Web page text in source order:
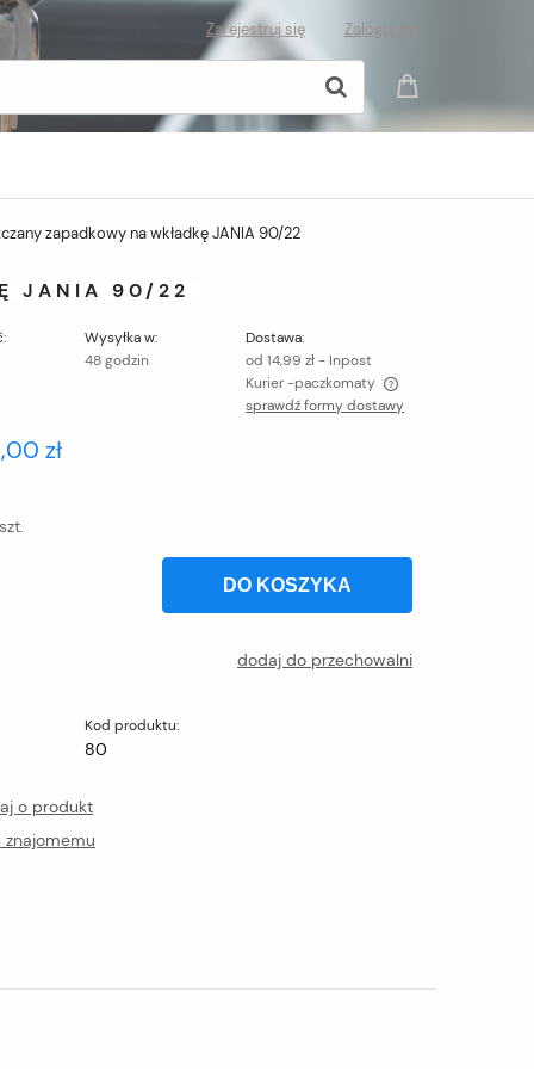
Zarejestruj się Zaloguj się
zapadkowy na wkładkę JANIA 90/22
JANIA 90/22
Wysyłka w:
48 godzin
Dostawa:
od 14,99 zł - Inpost
Kurier -paczkomaty
sprawdź formy dostawy
zł
DO KOSZYKA
dodaj do przechowalni
Kod produktu:
80
o produkt
znajomemu